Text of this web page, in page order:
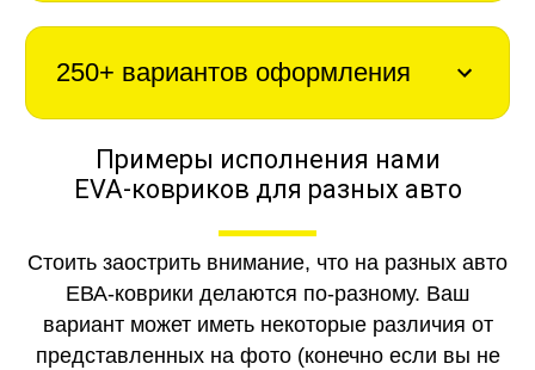
250+ вариантов оформления
Примеры исполнения нами
EVA-ковриков для разных авто
Стоить заострить внимание, что на разных авто
ЕВА-коврики делаются по-разному. Ваш
вариант может иметь некоторые различия от
представленных на фото (конечно если вы не